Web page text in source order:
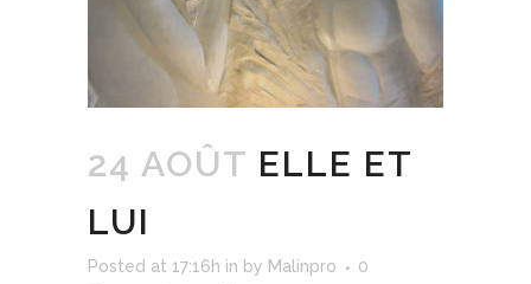
24 AOÛT ELLE ET
LUI
Posted at 17:16h in by Malinpro
0